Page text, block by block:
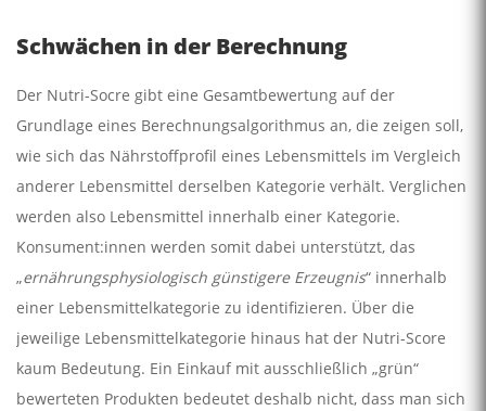
Schwächen in der Berechnung
Der Nutri-Socre gibt eine Gesamtbewertung auf der
Grundlage eines Berechnungsalgorithmus an, die zeigen soll,
wie sich das Nährstoffprofil eines Lebensmittels im Vergleich
anderer Lebensmittel derselben Kategorie verhält. Verglichen
werden also Lebensmittel innerhalb einer Kategorie.
Konsument:innen werden somit dabei unterstützt, das
„ernährungsphysiologisch günstigere Erzeugnis“ innerhalb
einer Lebensmittelkategorie zu identifizieren. Über die
jeweilige Lebensmittelkategorie hinaus hat der Nutri-Score
kaum Bedeutung. Ein Einkauf mit ausschließlich „grün“
bewerteten Produkten bedeutet deshalb nicht, dass man sich